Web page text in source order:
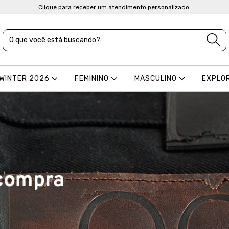
Clique para receber um atendimento personalizado.
2026 FEMININO MASCULINO